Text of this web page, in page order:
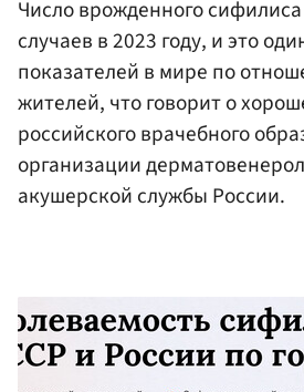
Число врожденного
случаев в 2023 году, и это
показателей в мире по
жителей, что говорит о
российского врачебного
организации
акушерской службы России.